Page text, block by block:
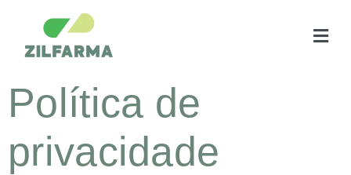
Política de
privacidade